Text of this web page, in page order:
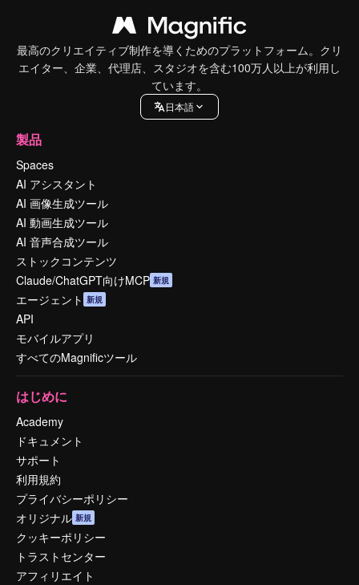
最高のクリエイティブ制作を導くためのプラットフォーム。クリ
エイター、企業、代理店、スタジオを含む100万人以上が利用し
ています。
日本語
製品
Spaces
AI アシスタント
AI 画像生成ツール
AI 動画生成ツール
AI 音声合成ツール
ストックコンテンツ
Claude/ChatGPT向けMCP 新規
エージェント 新規
API
モバイルアプリ
すべてのMagnificツール
はじめに
Academy
ドキュメント
サポート
利用規約
プライバシーポリシー
オリジナル 新規
クッキーポリシー
トラストセンター
アフィリエイト